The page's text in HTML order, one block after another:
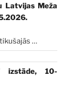
Latvijas Meža
…
izstāde, 10-